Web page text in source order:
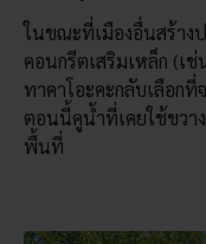
ในขณะที่เมืองอื่นสร้าง
คอนกรีตเสริมเหล็ก (เ
ทาคาโอะคะกลับเลือก
ตอนนี้คูน้ำที่เคยใช้ขวา
พื้นที่